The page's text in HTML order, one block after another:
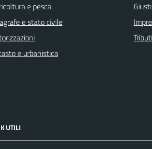
e pesca
e stato civile
e urbanistica
UTILI